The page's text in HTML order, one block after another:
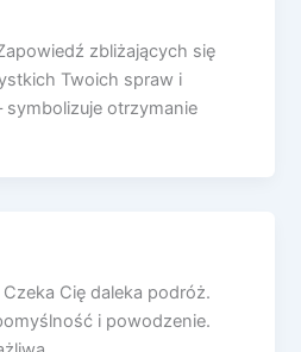
zbliżających się
Twoich spraw i
symbolizuje otrzymanie
Cię daleka podróż.
i powodzenie.